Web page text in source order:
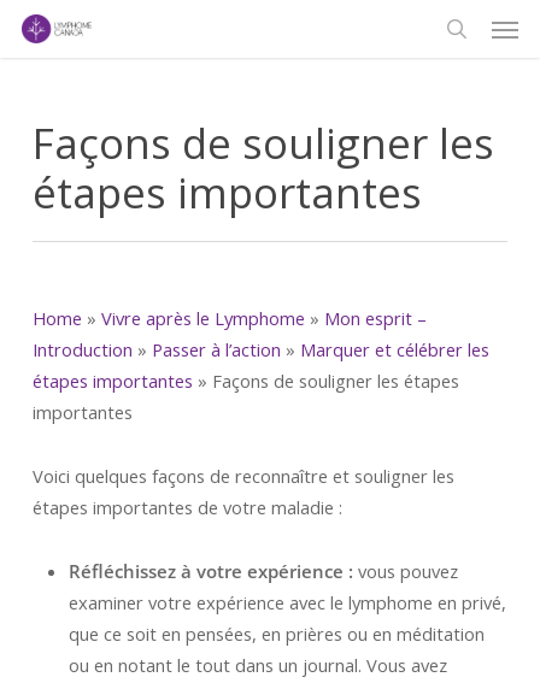
Skip
Façons de souligner les
étapes importantes
Home » Vivre après le Lymphome » Mon esprit –
Introduction » Passer à l’action » Marquer et célébrer les
étapes importantes » Façons de souligner les étapes
importantes
Voici quelques façons de reconnaître et souligner les
étapes importantes de votre maladie :
Réfléchissez à votre expérience : vous pouvez
examiner votre expérience avec le lymphome en privé,
que ce soit en pensées, en prières ou en méditation
ou en notant le tout dans un journal. Vous avez